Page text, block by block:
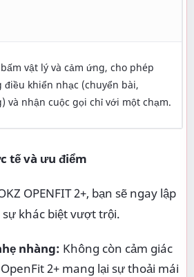
vật lý và cảm ứng, cho phép
điều khiển nhạc (chuyển bài,
và nhận cuộc gọi chỉ với một chạm.
tế và ưu điểm
OPENFIT 2+, bạn sẽ ngay lập
khác biệt vượt trội.
nhàng: Không còn cảm giác
2+ mang lại sự thoải mái